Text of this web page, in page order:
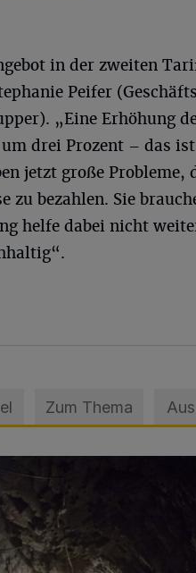
in der zweiten
Peifer
„Eine Erhöhung
drei Prozent – das
jetzt große Probleme,
zu bezahlen. Sie
helfe dabei nicht
Zum Thema